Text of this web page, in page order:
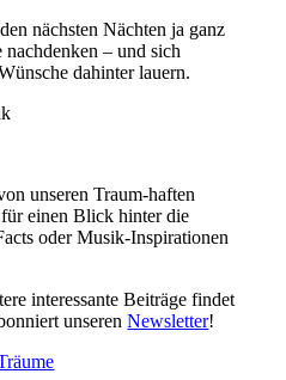
nächsten Nächten ja ganz
nachdenken – und sich
dahinter lauern.
unseren Traum-haften
einen Blick hinter die
oder Musik-Inspirationen
interessante Beiträge findet
unserenNewsletter!